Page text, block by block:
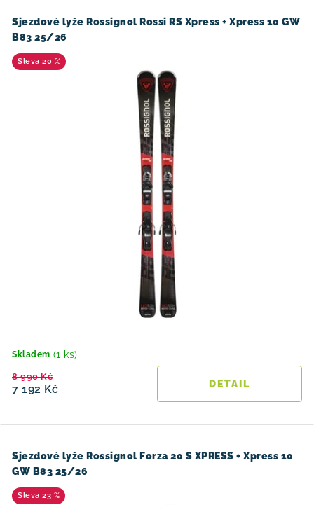
u
k
t
d
u
k
Sjezdové lyže Rossignol Rossi RS Xpress + Xpress 10 GW
B83 25/26
20 %
Skladem (1 ks)
7 192 Kč
8 990 Kč
Sjezdové lyže Rossignol Forza 20 S XPRESS + Xpress 10
GW B83 25/26
23 %